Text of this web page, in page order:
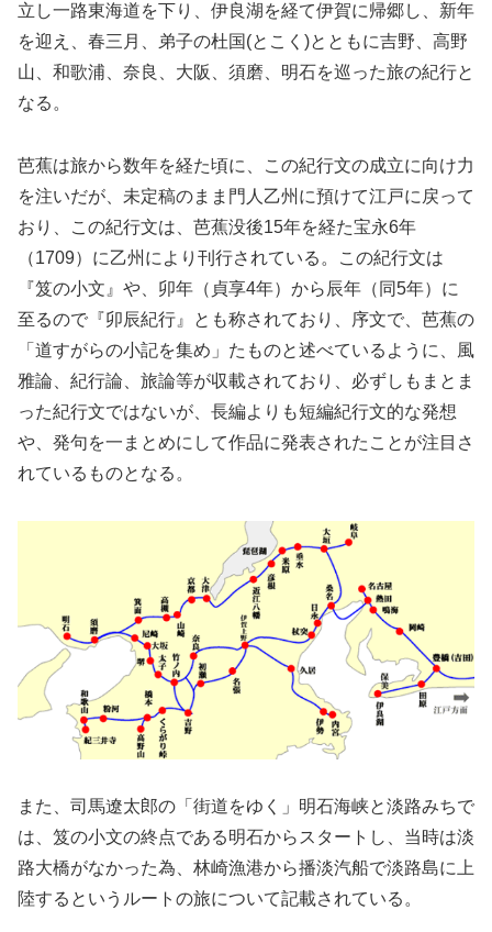
立し一路東海道を下り、伊良湖を経て伊賀に帰郷し、新年
を迎え、春三月、弟子の杜国(とこく)とともに吉野、高野
山、和歌浦、奈良、大阪、須磨、明石を巡った旅の紀行と
なる。
芭蕉は旅から数年を経た頃に、この紀行文の成立に向け力
を注いだが、未定稿のまま門人乙州に預けて江戸に戻って
おり、この紀行文は、芭蕉没後15年を経た宝永6年
（1709）に乙州により刊行されている。この紀行文は
『笈の小文』や、卯年（貞享4年）から辰年（同5年）に
至るので『卯辰紀行』とも称されており、序文で、芭蕉の
「道すがらの小記を集め」たものと述べているように、風
雅論、紀行論、旅論等が収載されており、必ずしもまとま
った紀行文ではないが、長編よりも短編紀行文的な発想
や、発句を一まとめにして作品に発表されたことが注目さ
れているものとなる。
また、司馬遼太郎の「街道をゆく」明石海峡と淡路みちで
は、笈の小文の終点である明石からスタートし、当時は淡
路大橋がなかった為、林崎漁港から播淡汽船で淡路島に上
陸するというルートの旅について記載されている。